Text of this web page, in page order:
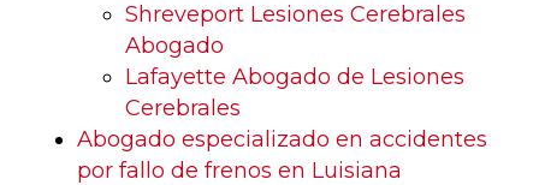
Shreveport Lesiones Cerebrales
Abogado
Lafayette Abogado de Lesiones
Cerebrales
Abogado especializado en accidentes
por fallo de frenos en Luisiana